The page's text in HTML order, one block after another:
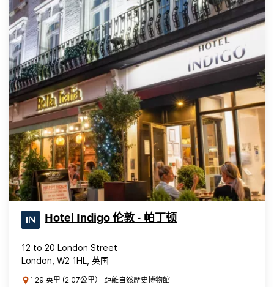
Hotel Indigo 伦敦 - 帕丁顿
12 to 20 London Street
London, W2 1HL, 英国
1.29 英里 (2.07公里） 距離自然歷史博物館